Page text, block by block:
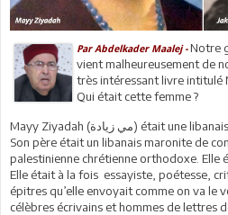
Par Abdelkader Maalej -Notre
vient malheureusement de
très intéressant livre intitulé
Qui était cette femme ?
Mayy Ziyadah (مي زيادة) était une libanaise palestinienne née à Nazareth.
Son père était un libanais maronite de
palestinienne chrétienne orthodoxe. Elle
Elle était à la fois essayiste, poétesse,
épitres qu’elle envoyait comme on va le
célèbres écrivains et hommes de lettres